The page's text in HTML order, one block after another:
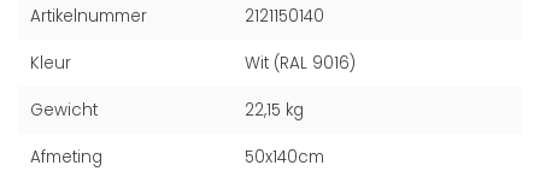
Artikelnummer 2121150140
Kleur Wit (RAL 9016)
Gewicht 22,15 kg
Afmeting 50x140cm